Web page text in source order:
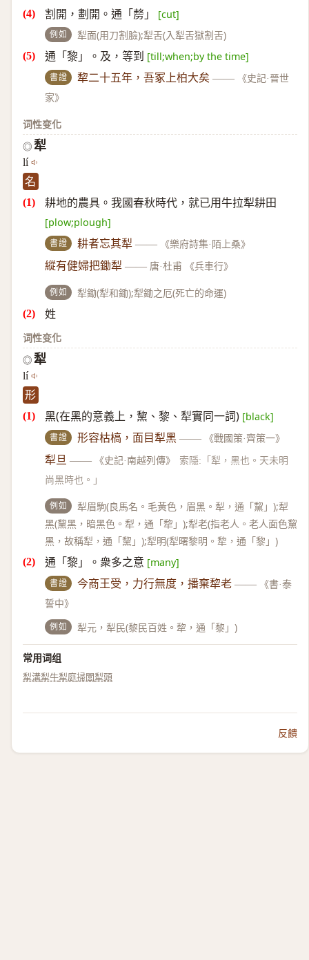
割開，劃開。通「剺」 [cut]
例如 犁面(用刀割臉);犁舌(入犁舌獄割舌)
通「黎」。及，等到 [till;when;by the time]
書證 犂二十五年，吾冢上柏大矣 ——
《史記·晉世
家》
词性变化
◎ 犁
lí
名
耕地的農具。我國春秋時代，就已用牛拉犁耕田
[plow;plough]
書證 耕者忘其犁 —— 《樂府詩集·陌上桑》
縱有健婦把鋤犁 —— 唐·杜甫 《兵車行》
例如 犁鋤(犁和鋤);犁鋤之厄(死亡的命運)
姓
词性变化
◎ 犁
lí
形
黑(在黑的意義上，黧、黎、犁實同一詞) [black]
書證 形容枯槁，面目犁黑 —— 《戰國策·齊策一》
犁旦 —— 《史記·南越列傳》
索隱:「犁，黑也。天未明
尚黑時也。」
例如
犁眉駒(良馬名。毛黃色，眉黑。犁，通「黧」);犁
黑(黧黑，暗黑色。犁，通「犂」);犁老(指老人。老人面色黧
黑，故稱犁，通「黧」);犁明(犁曙黎明。犂，通「黎」)
通「黎」。衆多之意 [many]
書證 今商王受，力行無度，播棄犂老 ——
《書·泰
誓中》
例如 犁元，犁民(黎民百姓。犂，通「黎」)
常用词组
犁溝犁牛犁庭掃閭犁頭
反饋